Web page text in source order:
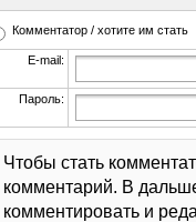
Комментатор / хотите им стать
E-mail:
Пароль:
Чтобы стать
комментарий. В
комментировать и